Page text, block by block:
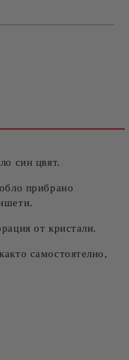
лични данни
ден.
син цвят.
прибрано
от кристали.
самостоятелно,